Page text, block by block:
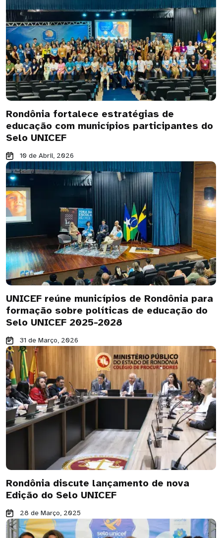
Rondônia fortalece estratégias de
educação com municípios participantes do
Selo UNICEF
10 de Abril, 2026
UNICEF reúne municípios de Rondônia para
formação sobre políticas de educação do
Selo UNICEF 2025-2028
31 de Março, 2026
Rondônia discute lançamento de nova
Edição do Selo UNICEF
28 de Março, 2025